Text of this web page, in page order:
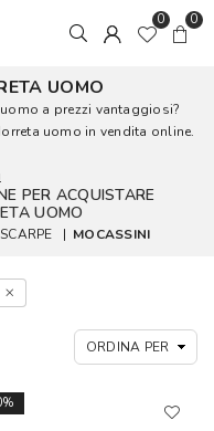
0 0
UOMO
a prezzi vantaggiosi?
uomo in vendita online.
PER ACQUISTARE
UOMO
SCARPE | MOCASSINI